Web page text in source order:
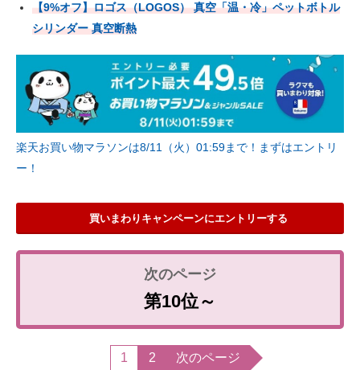
【9%オフ】ロゴス（LOGOS） 真空「温・冷」ペットボトル
シリンダー 真空断熱
楽天お買い物マラソンは8/11（火）01:59まで！まずはエントリ
ー！
買いまわりキャンペーンにエントリーする
第10位～
1 2 次のページ